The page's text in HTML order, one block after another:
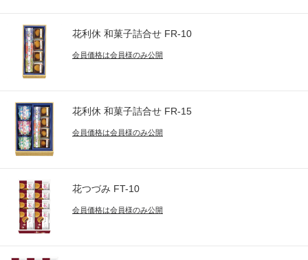
花利休 和菓子詰合せ FR-10
会員価格は会員様のみ公開
花利休 和菓子詰合せ FR-15
会員価格は会員様のみ公開
花つづみ FT-10
会員価格は会員様のみ公開